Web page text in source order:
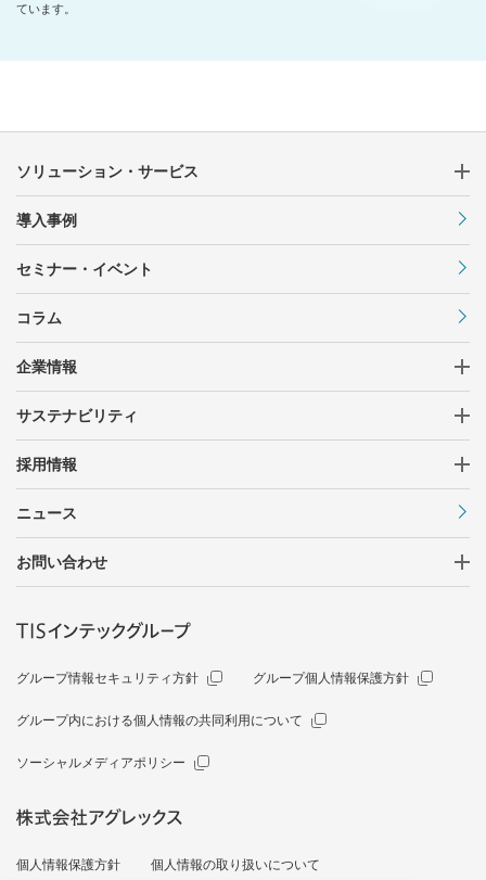
ています。
ソリューション・サービス
導入事例
セミナー・イベント
コラム
企業情報
サステナビリティ
採用情報
ニュース
お問い合わせ
グループ情報セキュリティ方針 グループ個人情報保護方針
グループ内における個人情報の共同利用について
ソーシャルメディアポリシー
個人情報保護方針 個人情報の取り扱いについて